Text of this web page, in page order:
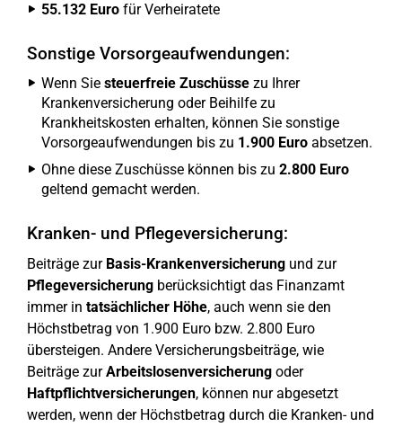
55.132 Euro für Verheiratete
Sonstige Vorsorgeaufwendungen:
Wenn Sie steuerfreie Zuschüsse zu Ihrer
Krankenversicherung oder Beihilfe zu
Krankheitskosten erhalten, können Sie sonstige
Vorsorgeaufwendungen bis zu 1.900 Euro absetzen.
Ohne diese Zuschüsse können bis zu 2.800 Euro
geltend gemacht werden.
Kranken- und Pflegeversicherung:
Beiträge zur Basis-Krankenversicherung und zur
Pflegeversicherung berücksichtigt das Finanzamt
immer in tatsächlicher Höhe, auch wenn sie den
Höchstbetrag von 1.900 Euro bzw. 2.800 Euro
übersteigen. Andere Versicherungsbeiträge, wie
Beiträge zurArbeitslosenversicherung oder
Haftpflichtversicherungen, können nur abgesetzt
werden, wenn der Höchstbetrag durch die Kranken- und